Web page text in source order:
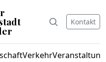
Kontakt
Verkehr